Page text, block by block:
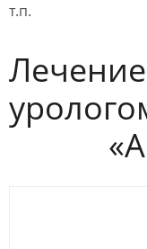
т.п.